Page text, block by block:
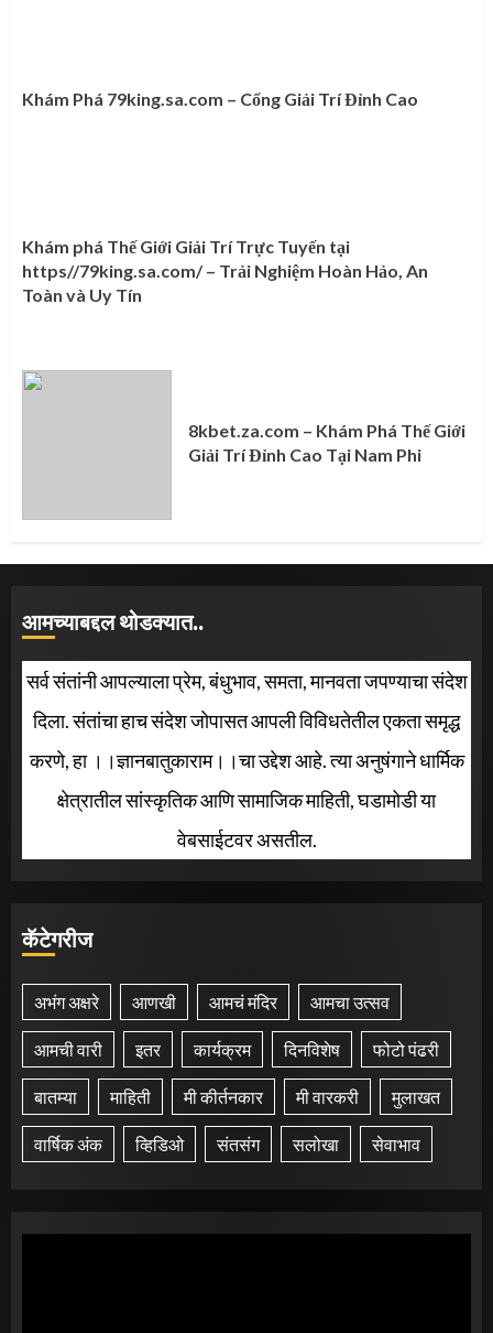
Khám Phá 79king.sa.com – Cổng Giải Trí Đỉnh Cao
Khám phá Thế Giới Giải Trí Trực Tuyến tại
https//79king.sa.com/ – Trải Nghiệm Hoàn Hảo, An
Toàn và Uy Tín
8kbet.za.com – Khám Phá Thế Giới
Giải Trí Đỉnh Cao Tại Nam Phi
आमच्याबद्दल थोडक्यात..
सर्व संतांनी आपल्याला प्रेम, बंधुभाव, समता, मानवता जपण्याचा संदेश
दिला. संतांचा हाच संदेश जोपासत आपली विविधतेतील एकता समृद्ध
करणे, हा ।।ज्ञानबातुकाराम।।चा उद्देश आहे. त्या अनुषंगाने धार्मिक
क्षेत्रातील सांस्कृतिक आणि सामाजिक माहिती, घडामोडी या
वेबसाईटवर असतील.
कॅटेगरीज
अभंग अक्षरे आणखी आमचं मंदिर आमचा उत्सव
आमची वारी इतर कार्यक्रम दिनविशेष फोटो पंढरी
बातम्या माहिती मी कीर्तनकार मी वारकरी मुलाखत
वार्षिक अंक व्हिडिओ संतसंग सलोखा सेवाभाव